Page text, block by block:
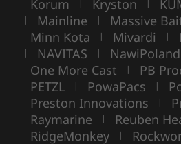
Korum | Kryston |
| Mainline | Massive
Minn Kota | Mivardi |
| NAVITAS | NawiPoland
One More Cast | PB
PETZL | PowaPacs |
Preston Innovations |
Raymarine | Reuben
RidgeMonkey |